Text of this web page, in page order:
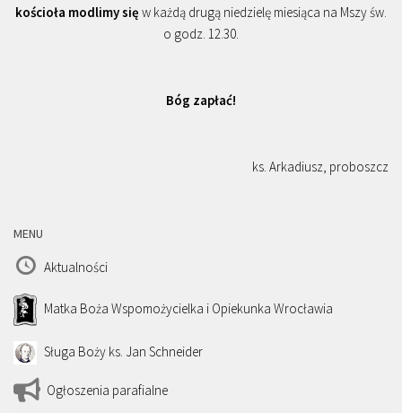
kościoła modlimy się w każdą drugą niedzielę miesiąca na Mszy św.
o godz. 12.30.
Bóg zapłać!
ks. Arkadiusz, proboszcz
MENU
Aktualności
Matka Boża Wspomożycielka i Opiekunka Wrocławia
Sługa Boży ks. Jan Schneider
Ogłoszenia parafialne